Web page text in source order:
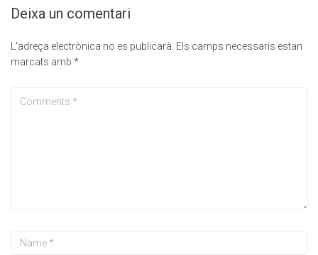
Deixa un comentari
L'adreça electrònica no es publicarà. Els camps necessaris estan
marcats amb *